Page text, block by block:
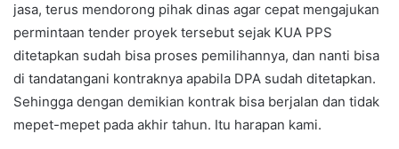
jasa, terus mendorong pihak dinas agar cepat mengajukan
permintaan tender proyek tersebut sejak KUA PPS
ditetapkan sudah bisa proses pemilihannya, dan nanti bisa
di tandatangani kontraknya apabila DPA sudah ditetapkan.
Sehingga dengan demikian kontrak bisa berjalan dan tidak
mepet-mepet pada akhir tahun. Itu harapan kami.